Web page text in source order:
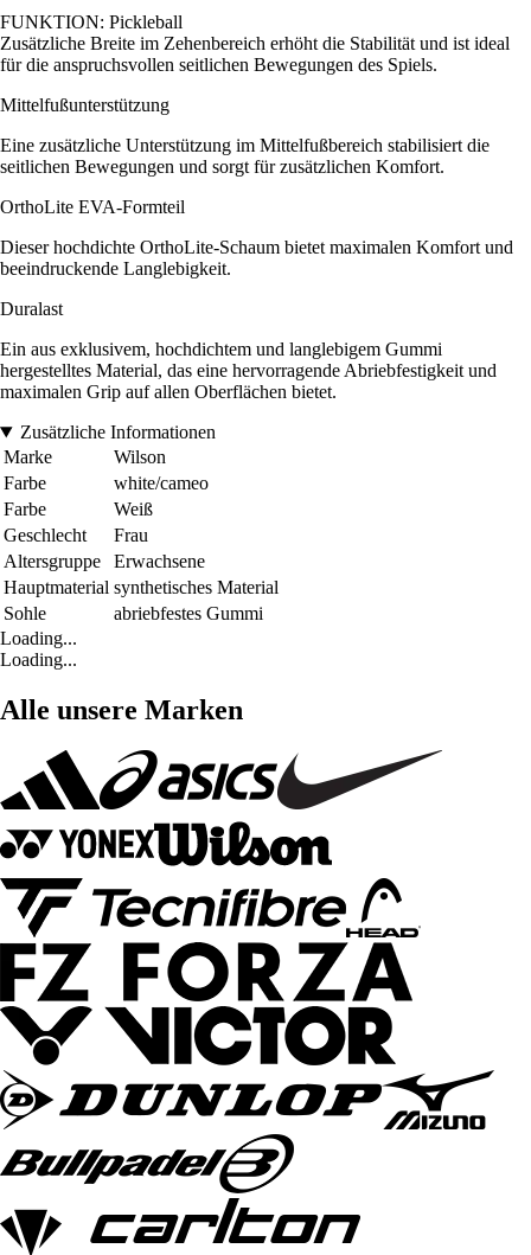
FUNKTION: Pickleball
Zusätzliche Breite im Zehenbereich erhöht die Stabilität und ist ideal
für die anspruchsvollen seitlichen Bewegungen des Spiels.
Mittelfußunterstützung
Eine zusätzliche Unterstützung im Mittelfußbereich stabilisiert die
seitlichen Bewegungen und sorgt für zusätzlichen Komfort.
OrthoLite EVA-Formteil
Dieser hochdichte OrthoLite-Schaum bietet maximalen Komfort und
beeindruckende Langlebigkeit.
Duralast
Ein aus exklusivem, hochdichtem und langlebigem Gummi
hergestelltes Material, das eine hervorragende Abriebfestigkeit und
maximalen Grip auf allen Oberflächen bietet.
Zusätzliche Informationen
Marke
Wilson
Farbe
white/cameo
Farbe
Weiß
Geschlecht
Frau
Altersgruppe
Erwachsene
Hauptmaterial synthetisches Material
Sohle
abriebfestes Gummi
Loading...
Loading...
Alle unsere Marken